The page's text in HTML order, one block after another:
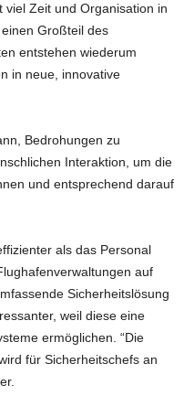
Zeit und Organisation in
Großteil des
entstehen wiederum
in neue, innovative
Bedrohungen zu
Interaktion, um die
und entsprechend darauf
als das Personal
auf
Sicherheitslösung
weil diese eine
ermöglichen. “Die
für Sicherheitschefs an